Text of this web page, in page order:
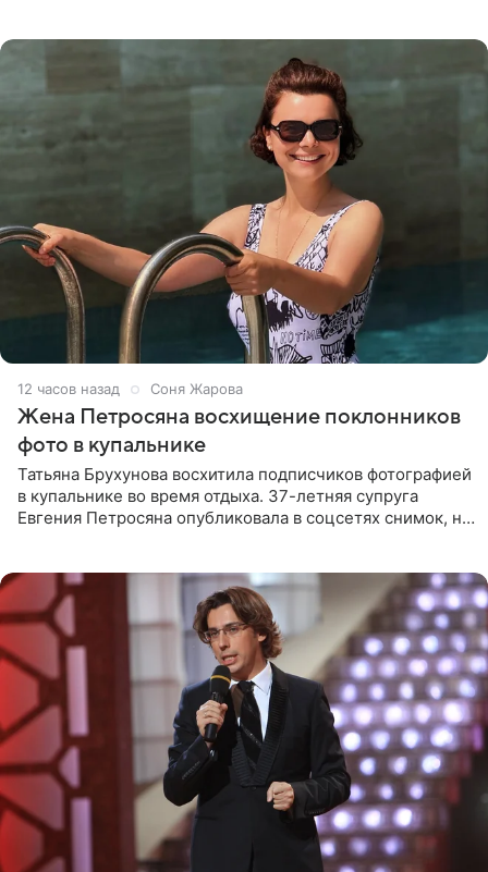
12 часов назад Соня Жарова
Жена Петросяна восхищение поклонников
фото в купальнике
Татьяна Брухунова восхитила подписчиков фотографией
в купальнике во время отдыха. 37-летняя супруга
Евгения Петросяна опубликовала в соцсетях снимок, на